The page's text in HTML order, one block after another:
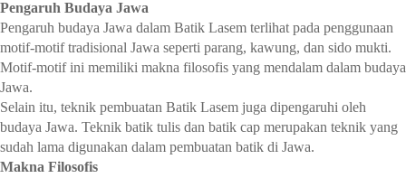
Pengaruh Budaya Jawa
Pengaruh budaya Jawa dalam Batik Lasem terlihat pada penggunaan
motif-motif tradisional Jawa seperti parang, kawung, dan sido mukti.
Motif-motif ini memiliki makna filosofis yang mendalam dalam budaya
Jawa.
Selain itu, teknik pembuatan Batik Lasem juga dipengaruhi oleh
budaya Jawa. Teknik batik tulis dan batik cap merupakan teknik yang
sudah lama digunakan dalam pembuatan batik di Jawa.
Makna Filosofis